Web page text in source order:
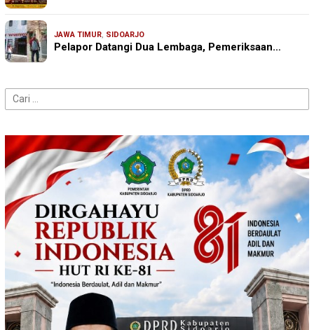
JAWA TIMUR, SIDOARJO
Pelapor Datangi Dua Lembaga, Pemeriksaan…
Cari
untuk: